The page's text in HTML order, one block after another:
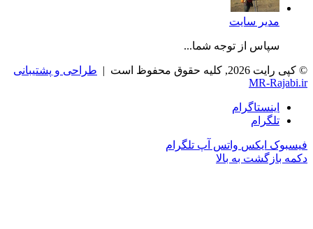
مدیر سایت
سپاس از توجه شما...
© کپی رایت 2026, کلیه حقوق محفوظ است |
طراحی و پشتیبانی
MR-Rajabi.ir
اینستاگرام
تلگرام
فیسبوک ایکس واتس آپ تلگرام
دکمه بازگشت به بالا